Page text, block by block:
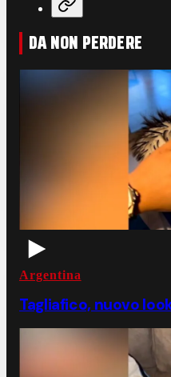
DA NON PERDERE
Argentina
Tagliafico, nuovo